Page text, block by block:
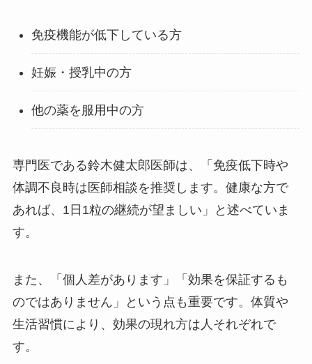
免疫機能が低下している方
妊娠・授乳中の方
他の薬を服用中の方
専門医である鈴木健太郎医師は、「免疫低下時や
体調不良時は医師相談を推奨します。健康な方で
あれば、1日1粒の継続が望ましい」と述べていま
す。
また、「個人差があります」「効果を保証するも
のではありません」という点も重要です。体質や
生活習慣により、効果の現れ方は人それぞれで
す。